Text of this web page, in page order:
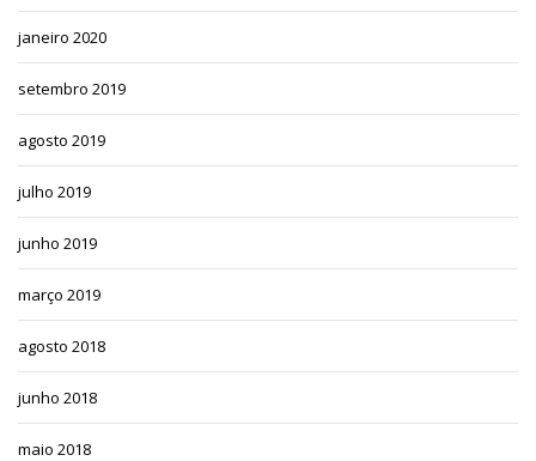
janeiro 2020
setembro 2019
agosto 2019
julho 2019
junho 2019
março 2019
agosto 2018
junho 2018
maio 2018